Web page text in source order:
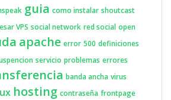
guia como instalar shoutcast
VPS social network red social open
apache error 500 definiciones
servicio problemas errores
banda ancha virus
hosting contraseña frontpage